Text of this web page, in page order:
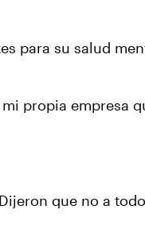
para su salud
propia empresa
que no a